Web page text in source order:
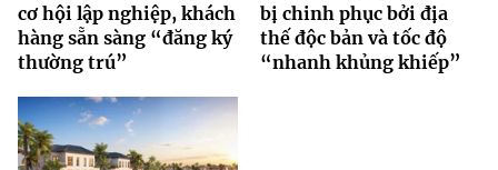
cơ hội lập nghiệp, khách
hàng sẵn sàng “đăng ký
thường trú”
bị chinh phục bởi địa
thế độc bản và tốc độ
“nhanh khủng khiếp”